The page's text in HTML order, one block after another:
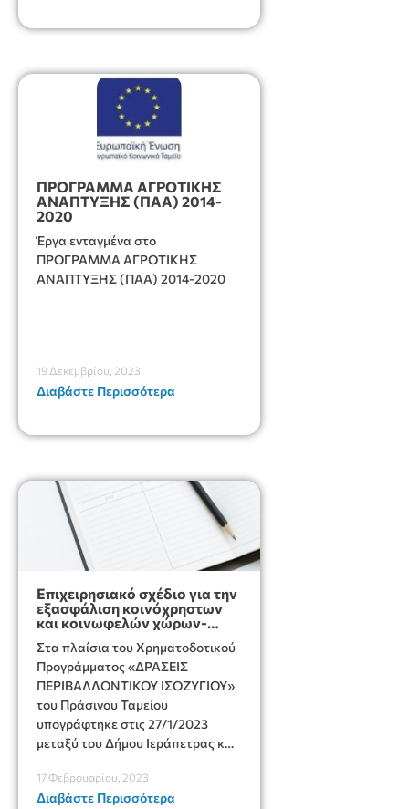
ΠΡΟΓΡΑΜΜΑ ΑΓΡΟΤΙΚΗΣ
ΑΝΑΠΤΥΞΗΣ (ΠΑΑ) 2014-
2020
Έργα ενταγμένα στο
ΠΡΟΓΡΑΜΜΑ ΑΓΡΟΤΙΚΗΣ
ΑΝΑΠΤΥΞΗΣ (ΠΑΑ) 2014-2020
19 Δεκεμβρίου, 2023
Διαβάστε Περισσότερα
Επιχειρησιακό σχέδιο για την
εξασφάλιση κοινόχρηστων
και κοινωφελών χώρων-
Στα πλαίσια του Χρηματοδοτικού
Προγράμματος «ΔΡΑΣΕΙΣ
ΠΕΡΙΒΑΛΛΟΝΤΙΚΟΥ ΙΣΟΖΥΓΙΟΥ»
του Πράσινου Ταμείου
υπογράφτηκε στις 27/1/2023
μεταξύ του Δήμου Ιεράπετρας και
ΕΡΓΑ Α.Ε σύμβαση για την
ανάθεση της υπηρεσίας με τίτλο :
17 Φεβρουαρίου, 2023
Διαβάστε Περισσότερα